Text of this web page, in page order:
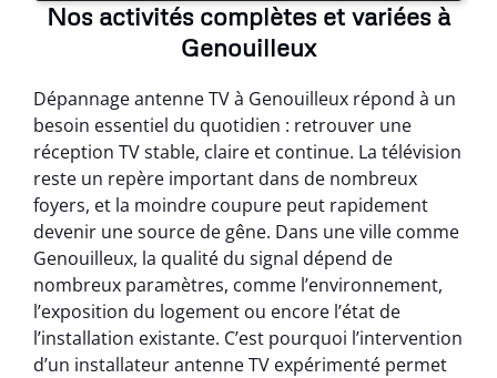
Nos activités complètes et variées à
Genouilleux
Dépannage antenne TV à Genouilleux répond à un
besoin essentiel du quotidien : retrouver une
réception TV stable, claire et continue. La télévision
reste un repère important dans de nombreux
foyers, et la moindre coupure peut rapidement
devenir une source de gêne. Dans une ville comme
Genouilleux, la qualité du signal dépend de
nombreux paramètres, comme l’environnement,
l’exposition du logement ou encore l’état de
l’installation existante. C’est pourquoi l’intervention
d’un installateur antenne TV expérimenté permet